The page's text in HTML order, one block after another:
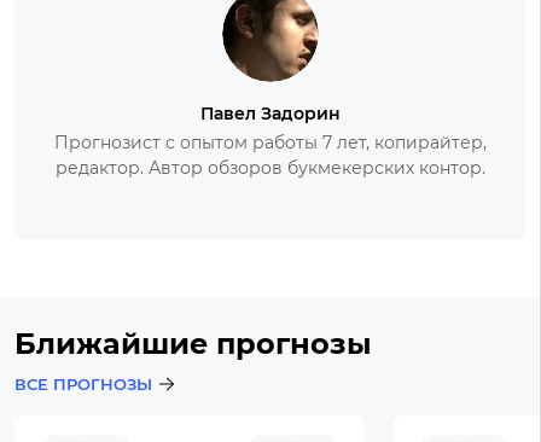
Павел Задорин
Прогнозист с опытом работы 7 лет, копирайтер,
редактор. Автор обзоров букмекерских контор.
Ближайшие прогнозы
ВСЕ ПРОГНОЗЫ